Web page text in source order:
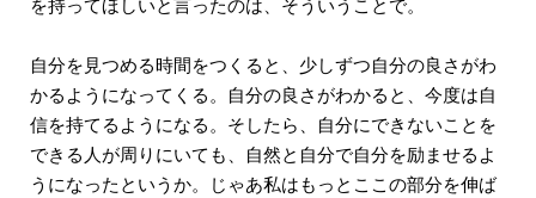
自分を見つめる時間をつくると、少しずつ自分の良さがわ
かるようになってくる。自分の良さがわかると、今度は自
信を持てるようになる。そしたら、自分にできないことを
できる人が周りにいても、自然と自分で自分を励ませるよ
うになったというか。じゃあ私はもっとここの部分を伸ば